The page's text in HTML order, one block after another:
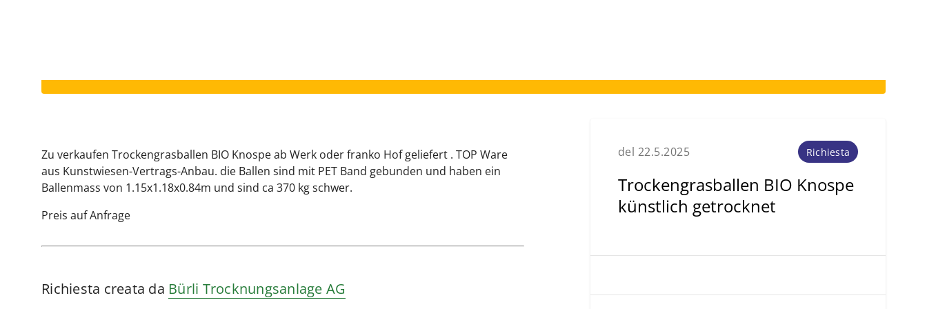
del 22.5.2025 Richiesta
Trockengrasballen BIO Knospe
künstlich getrocknet
Zu verkaufen Trockengrasballen BIO Knospe ab Werk oder franko Hof geliefert . TOP Ware
aus Kunstwiesen-Vertrags-Anbau. die Ballen sind mit PET Band gebunden und haben ein
Ballenmass von 1.15x1.18x0.84m und sind ca 370 kg schwer.
Preis auf Anfrage
Richiesta creata da Bürli Trocknungsanlage AG